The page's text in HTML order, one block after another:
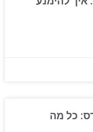
כל מה